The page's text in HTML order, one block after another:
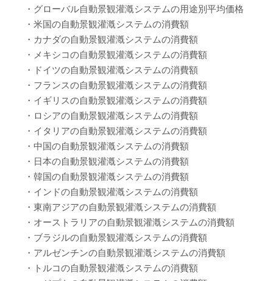
・グローバル自動景観灌漑システムの用途別平均価格
・米国の自動景観灌漑システムの消費額
・カナダの自動景観灌漑システムの消費額
・メキシコの自動景観灌漑システムの消費額
・ドイツの自動景観灌漑システムの消費額
・フランスの自動景観灌漑システムの消費額
・イギリスの自動景観灌漑システムの消費額
・ロシアの自動景観灌漑システムの消費額
・イタリアの自動景観灌漑システムの消費額
・中国の自動景観灌漑システムの消費額
・日本の自動景観灌漑システムの消費額
・韓国の自動景観灌漑システムの消費額
・インドの自動景観灌漑システムの消費額
・東南アジアの自動景観灌漑システムの消費額
・オーストラリアの自動景観灌漑システムの消費額
・ブラジルの自動景観灌漑システムの消費額
・アルゼンチンの自動景観灌漑システムの消費額
・トルコの自動景観灌漑システムの消費額